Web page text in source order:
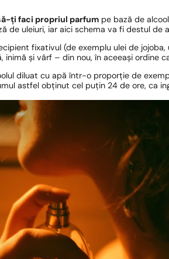
ți faci propriul parfum pe bază de
de uleiuri, iar aici schema va fi destul de
fixativul (de exemplu ulei de
inimă și vârf – din nou, în aceeași ordine
diluat cu apă într-o proporție de
astfel obținut cel puțin 24 de ore, ca